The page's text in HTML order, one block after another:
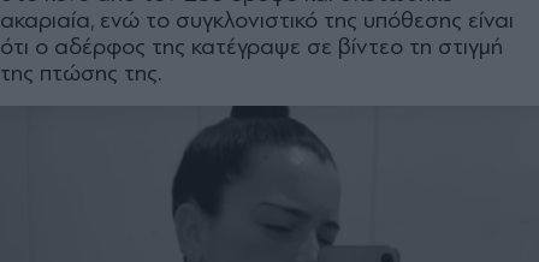
ακαριαία, ενώ το συγκλονιστικό της υπόθεσης είναι
ότι ο αδέρφος της κατέγραψε σε βίντεο τη στιγμή
της πτώσης της.